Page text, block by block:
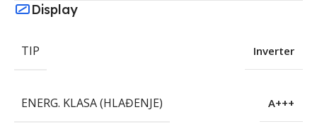
Display
TIP Inverter
ENERG. KLASA (HLAĐENJE) A+++